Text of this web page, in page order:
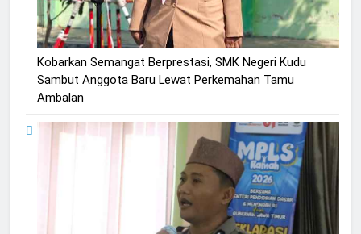
Kobarkan Semangat Berprestasi, SMK Negeri Kudu
Sambut Anggota Baru Lewat Perkemahan Tamu
Ambalan